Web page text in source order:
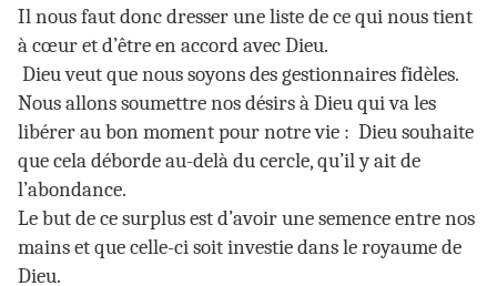
Il nous faut donc dresser une liste de ce qui nous tient
à cœur et d’être en accord avec Dieu.
Dieu veut que nous soyons des gestionnaires fidèles.
Nous allons soumettre nos désirs à Dieu qui va les
libérer au bon moment pour notre vie : Dieu souhaite
que cela déborde au-delà du cercle, qu’il y ait de
l’abondance.
Le but de ce surplus est d’avoir une semence entre nos
mains et que celle-ci soit investie dans le royaume de
Dieu.